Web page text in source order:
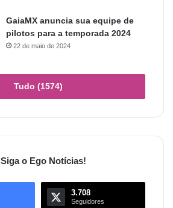
GaiaMX anuncia sua equipe de
pilotos para a temporada 2024
22 de maio de 2024
Tudo (1574)
Siga o Ego Notícias!
3.708
Seguidores